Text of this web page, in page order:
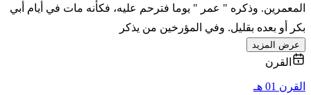
المعمرين. وذكره " عمر " يوما فترحم عليه، فكأنه مات في أيام أبي
بكر أو بعده بقليل. وفي المؤرخين من يذكر
عرض المزيد
القرن
القرن 01 هـ